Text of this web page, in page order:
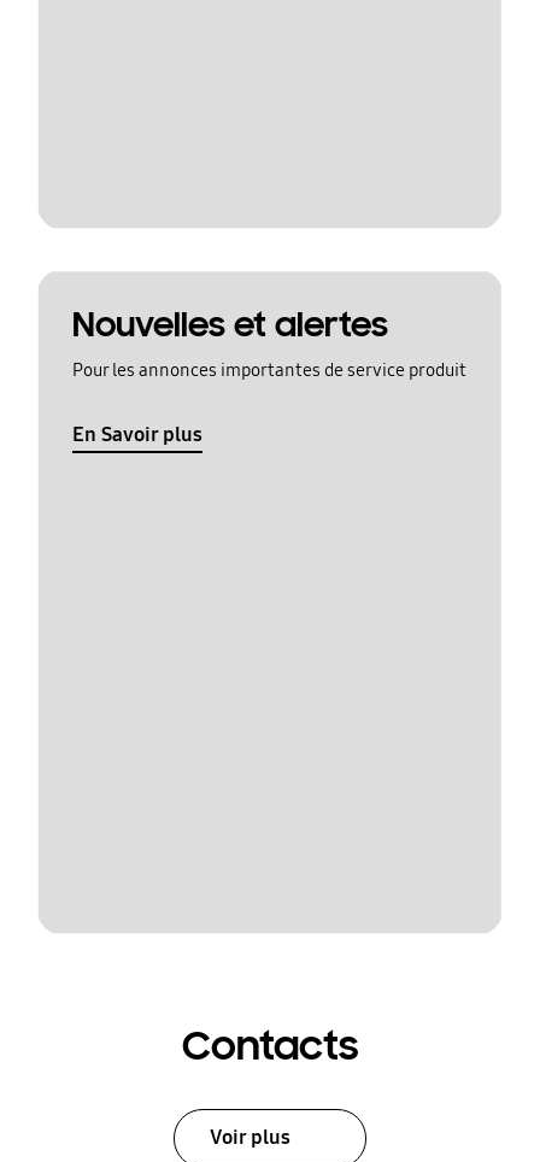
Nouvelles et alertes
Pour les annonces importantes de service produit
En Savoir plus
Contacts
Voir plus